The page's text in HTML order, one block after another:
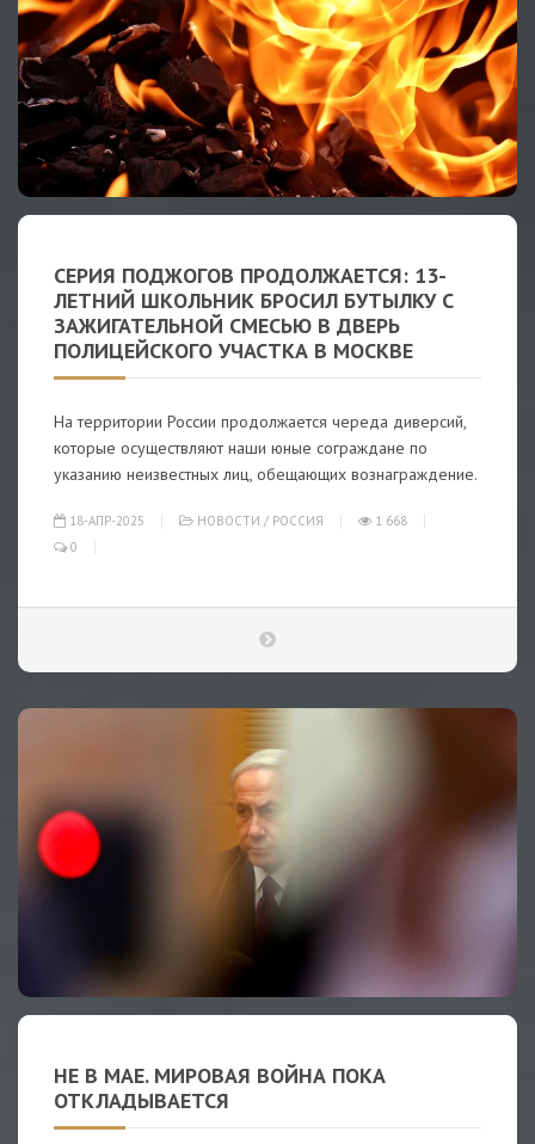
СЕРИЯ ПОДЖОГОВ ПРОДОЛЖАЕТСЯ: 13-
ЛЕТНИЙ ШКОЛЬНИК БРОСИЛ БУТЫЛКУ С
ЗАЖИГАТЕЛЬНОЙ СМЕСЬЮ В ДВЕРЬ
ПОЛИЦЕЙСКОГО УЧАСТКА В МОСКВЕ
На территории России продолжается череда диверсий,
которые осуществляют наши юные сограждане по
указанию неизвестных лиц, обещающих вознаграждение.
18-АПР-2025 НОВОСТИ / РОССИЯ
1 668
0
НЕ В МАЕ. МИРОВАЯ ВОЙНА ПОКА
ОТКЛАДЫВАЕТСЯ